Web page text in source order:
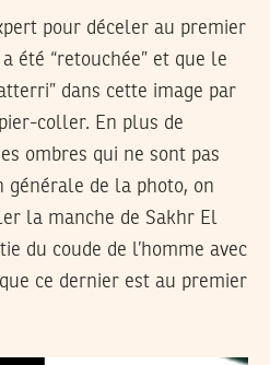
pour déceler au premier
été “retouchée” et que le
dans cette image par
coller. En plus de
ombres qui ne sont pas
générale de la photo, on
la manche de Sakhr El
du coude de l’homme avec
ce dernier est au premier